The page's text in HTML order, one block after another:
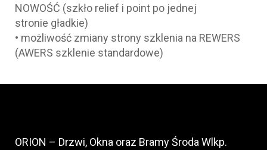
NOWOŚĆ (szkło relief i point po jednej
stronie gładkie)
• możliwość zmiany strony szklenia na REWERS
(AWERS szklenie standardowe)
ORION – Drzwi, Okna oraz Bramy Środa Wlkp.